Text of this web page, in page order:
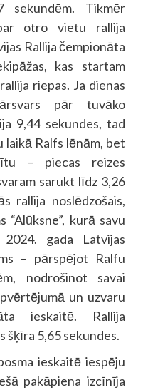
sekundēm. Tikmēr
otro vietu rallija
Rallija čempionāta
kas startam
riepas. Ja dienas
pār tuvāko
9,44 sekundes, tad
Ralfs lēnām, bet
– piecas reizes
sarukt līdz 3,26
rallija noslēdzošais,
“Alūksne”, kurā savu
gada Latvijas
– pārspējot Ralfu
nodrošinot savai
un uzvaru
ieskaitē. Rallija
šķīra 5,65 sekundes.
ieskaitē iespēju
pakāpiena izcīnīja